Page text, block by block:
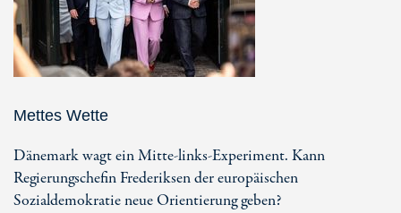
Mettes Wette
Dänemark wagt ein Mitte-links-Experiment. Kann
Regierungschefin Frederiksen der europäischen
Sozialdemokratie neue Orientierung geben?